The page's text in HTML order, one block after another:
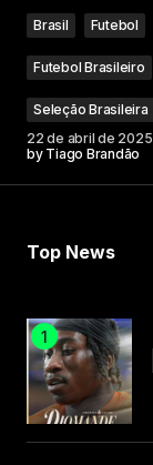
Brasil Futebol
Futebol Brasileiro
Seleção Brasileira
22 de abril de 2025
by Tiago Brandão
Top News